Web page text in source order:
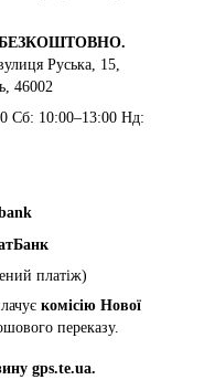
— БЕЗКОШТОВНО.
Руська, 15,
46002
Сб: 10:00–13:00 Нд:
платіж)
комісію Нової
переказу.
gps.te.ua.